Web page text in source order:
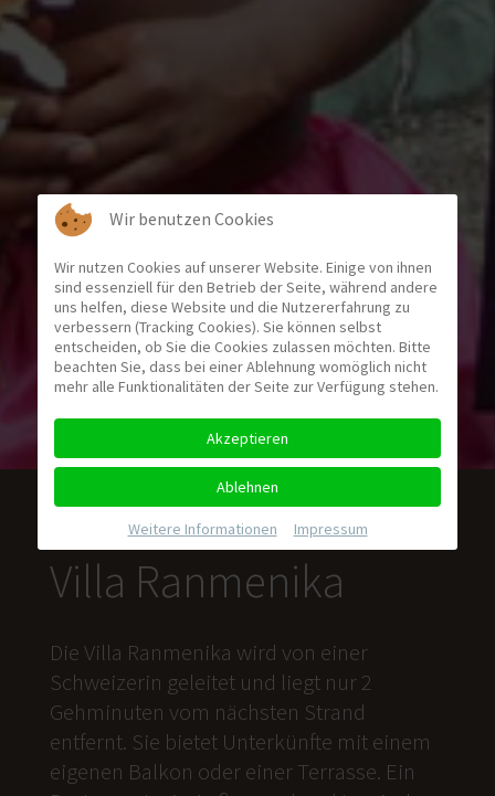
Villa Ranmenika
Die Villa Ranmenika wird von einer
Schweizerin geleitet und liegt nur 2
Gehminuten vom nächsten Strand
entfernt. Sie bietet Unterkünfte mit einem
eigenen Balkon oder einer Terrasse. Ein
Wir benutzen Cookies
Wir nutzen Cookies auf unserer Website. Einige von ihnen
sind essenziell für den Betrieb der Seite, während andere
uns helfen, diese Website und die Nutzererfahrung zu
verbessern (Tracking Cookies). Sie können selbst
entscheiden, ob Sie die Cookies zulassen möchten. Bitte
beachten Sie, dass bei einer Ablehnung womöglich nicht
mehr alle Funktionalitäten der Seite zur Verfügung stehen.
Akzeptieren
Ablehnen
Weitere Informationen Impressum